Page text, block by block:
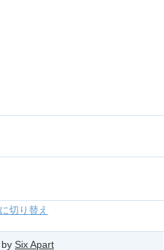
切り替え
Six Apart